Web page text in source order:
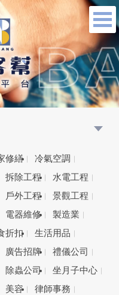
修繕
冷氣空調
拆除工程
水電工程
戶外工程
景觀工程
電器維修
製造業
折扣
生活用品
廣告招牌
禮儀公司
除蟲公司
坐月子中心
美容
律師事務